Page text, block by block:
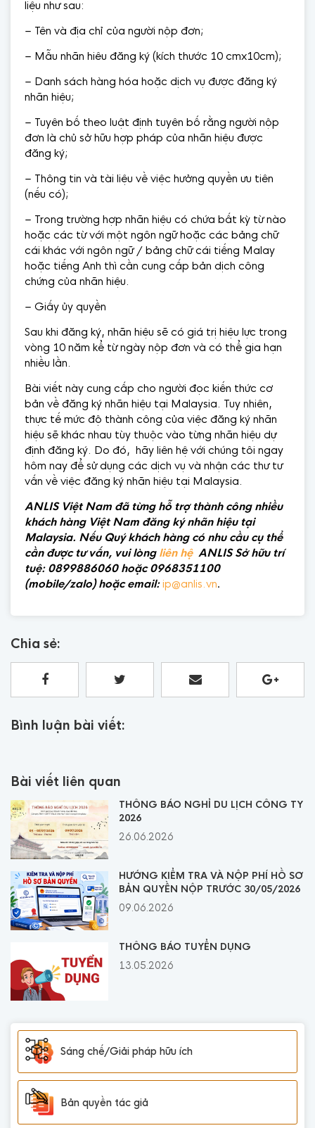
liệu như sau:
– Tên và địa chỉ của người nộp đơn;
– Mẫu nhãn hiêu đăng ký (kích thước 10 cmx10cm);
– Danh sách hàng hóa hoặc dịch vụ được đăng ký
nhãn hiệu;
– Tuyên bố theo luật định tuyên bố rằng người nộp
đơn là chủ sở hữu hợp pháp của nhãn hiệu được
đăng ký;
– Thông tin và tài liệu về việc hưởng quyền ưu tiên
(nếu có);
– Trong trường hợp nhãn hiệu có chứa bất kỳ từ nào
hoặc các từ với một ngôn ngữ hoặc các bảng chữ
cái khác với ngôn ngữ / bảng chữ cái tiếng Malay
hoặc tiếng Anh thì cần cung cấp bản dịch công
chứng của nhãn hiệu.
– Giấy ủy quyền
Sau khi đăng ký, nhãn hiệu sẽ có giá trị hiệu lực trong
vòng 10 năm kể từ ngày nộp đơn và có thể gia hạn
nhiều lần.
Bài viết này cung cấp cho người đọc kiến thức cơ
bản về đăng ký nhãn hiệu tại Malaysia. Tuy nhiên,
thực tế mức độ thành công của việc đăng ký nhãn
hiệu sẽ khác nhau tùy thuộc vào từng nhãn hiệu dự
định đăng ký. Do đó, hãy liên hệ với chúng tôi ngay
hôm nay để sử dụng các dịch vụ và nhận các thư tư
vấn về việc đăng ký nhãn hiệu tại Malaysia.
ANLIS Việt Nam đã từng hỗ trợ thành công nhiều
khách hàng Việt Nam đăng ký nhãn hiệu tại
Malaysia. Nếu Quý khách hàng có nhu cầu cụ thể
cần được tư vấn, vui lòng liên hệ ANLIS Sở hữu trí
tuệ: 0899886060 hoặc 0968351100
(mobile/zalo) hoặc email: ip@anlis.vn.
Chia sẻ:
Bình luận bài viết:
Bài viết liên quan
THÔNG BÁO NGHỈ DU LỊCH CÔNG TY
2026
26.06.2026
HƯỚNG KIỂM TRA VÀ NỘP PHÍ HỒ SƠ
BẢN QUYỀN NỘP TRƯỚC 30/05/2026
09.06.2026
THÔNG BÁO TUYỂN DỤNG
13.05.2026
Sáng chế/Giải pháp hữu ích
Bản quyền tác giả